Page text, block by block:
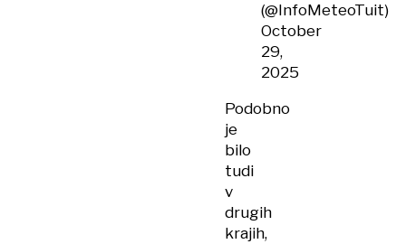
(@InfoMeteoTuit)
October
29,
2025
Podobno
je
bilo
tudi
v
drugih
krajih,